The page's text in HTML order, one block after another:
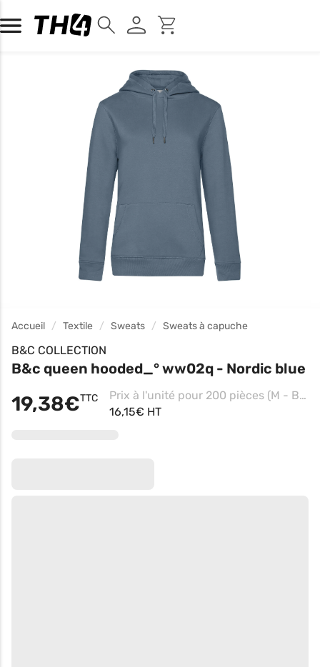
Accueil Textile Sweats Sweats à capuche
B&C COLLECTION
B&c queen hooded_° ww02q - Nordic blue
19,38€TTC
Prix à l'unité pour 200 pièces (M - Black Pure)
16,15€ HT